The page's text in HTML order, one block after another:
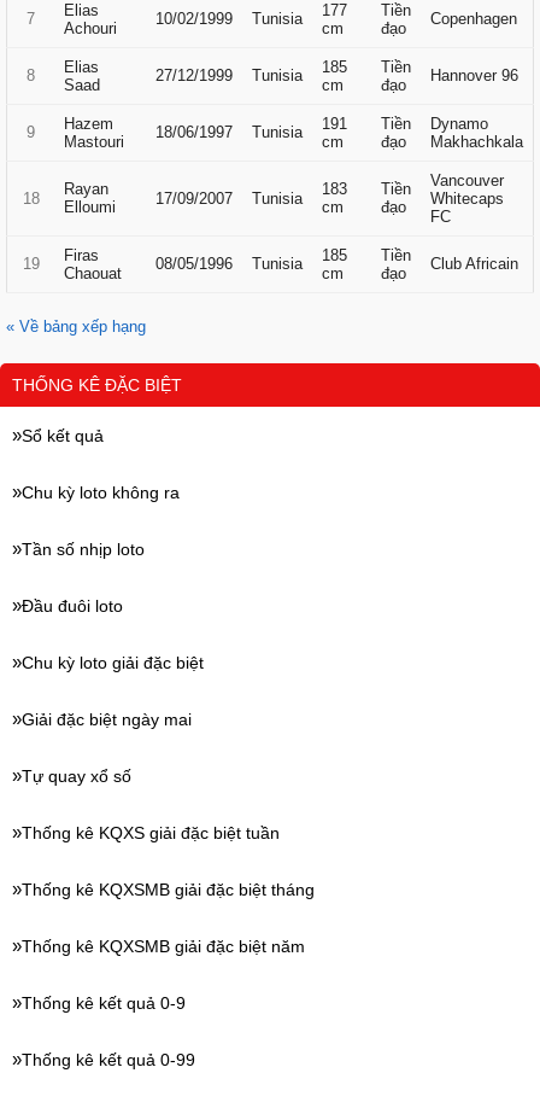
7
Elias
Achouri
10/02/1999 Tunisia
177
cm
Tiền
đạo
Copenhagen
8
Elias
Saad
27/12/1999 Tunisia
185
cm
Tiền
đạo
Hannover 96
9
Hazem
Mastouri
18/06/1997 Tunisia
191
cm
Tiền
đạo
Dynamo
Makhachkala
18
Rayan
Elloumi
17/09/2007 Tunisia
183
cm
Tiền
đạo
Vancouver
Whitecaps
FC
19
Firas
Chaouat
08/05/1996 Tunisia
185
cm
Tiền
đạo
Club Africain
« Về bảng xếp hạng
THỐNG KÊ ĐẶC BIỆT
Sổ kết quả
Chu kỳ loto không ra
Tần số nhịp loto
Đầu đuôi loto
Chu kỳ loto giải đặc biệt
Giải đặc biệt ngày mai
Tự quay xổ số
Thống kê KQXS giải đặc biệt tuần
Thống kê KQXSMB giải đặc biệt tháng
Thống kê KQXSMB giải đặc biệt năm
Thống kê kết quả 0-9
Thống kê kết quả 0-99